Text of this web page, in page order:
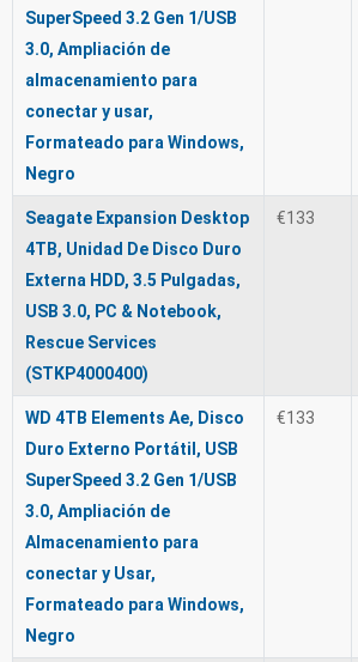
SuperSpeed 3.2 Gen 1/USB
3.0, Ampliación de
almacenamiento para
conectar y usar,
Formateado para Windows,
Negro
Seagate Expansion Desktop
4TB, Unidad De Disco Duro
Externa HDD, 3.5 Pulgadas,
USB 3.0, PC & Notebook,
Rescue Services
(STKP4000400)
€133
WD 4TB Elements Ae, Disco
Duro Externo Portátil, USB
SuperSpeed 3.2 Gen 1/USB
3.0, Ampliación de
Almacenamiento para
conectar y Usar,
Formateado para Windows,
Negro
€133